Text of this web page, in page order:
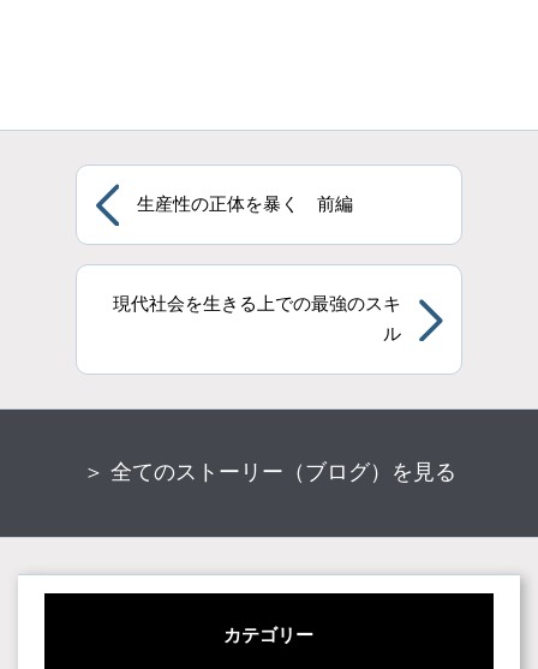
生産性の正体を暴く 前編
現代社会を生きる上での最強のスキ
ル
＞ 全てのストーリー（ブログ）を見る
カテゴリー